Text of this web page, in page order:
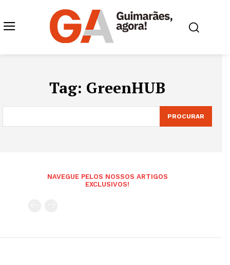
Tag: GreenHUB
PROCURAR
NAVEGUE PELOS NOSSOS ARTIGOS
EXCLUSIVOS!